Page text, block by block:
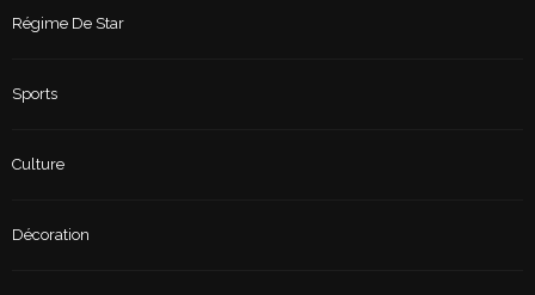
Régime De Star
Sports
Culture
Décoration